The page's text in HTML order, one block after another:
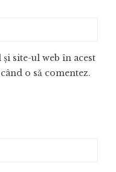
site-ul web în acest
o să comentez.